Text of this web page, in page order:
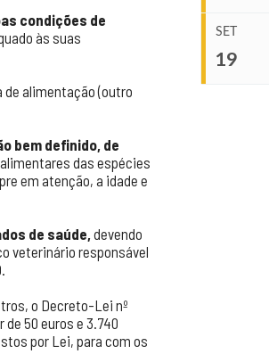
condições de
às suas
alimentação (outro
bem definido, de
das espécies
em atenção, a idade e
de saúde,devendo
veterinário responsável
o Decreto-Lei nº
50 euros e 3.740
por Lei, para com os
Ago 23, 2026
VENUE
Set 11, 2026
SET
19